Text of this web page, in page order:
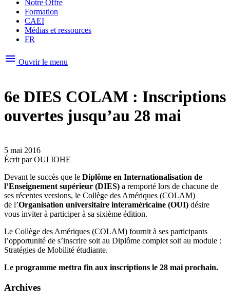
Notre Offre
Formation
CAEI
Médias et ressources
FR
menu Ouvrir le menu
6e DIES COLAM : Inscriptions
ouvertes jusqu’au 28 mai
5 mai 2016
Écrit parOUI IOHE
Devant le succès que le Diplôme en Internationalisation de
l’Enseignement supérieur (DIES) a remporté lors de chacune de
ses récentes versions, le Collège des Amériques (COLAM)
de l’Organisation universitaire interaméricaine (OUI) désire
vous inviter à participer à sa sixième édition.
Le Collège des Amériques (COLAM) fournit à ses participants
l’opportunité de s’inscrire soit au Diplôme complet soit au module :
Stratégies de Mobilité étudiante.
Le programme mettra fin aux inscriptions le 28 mai prochain.
Archives